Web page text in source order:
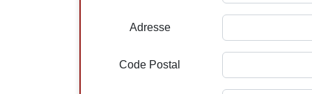
Adresse
Code Postal